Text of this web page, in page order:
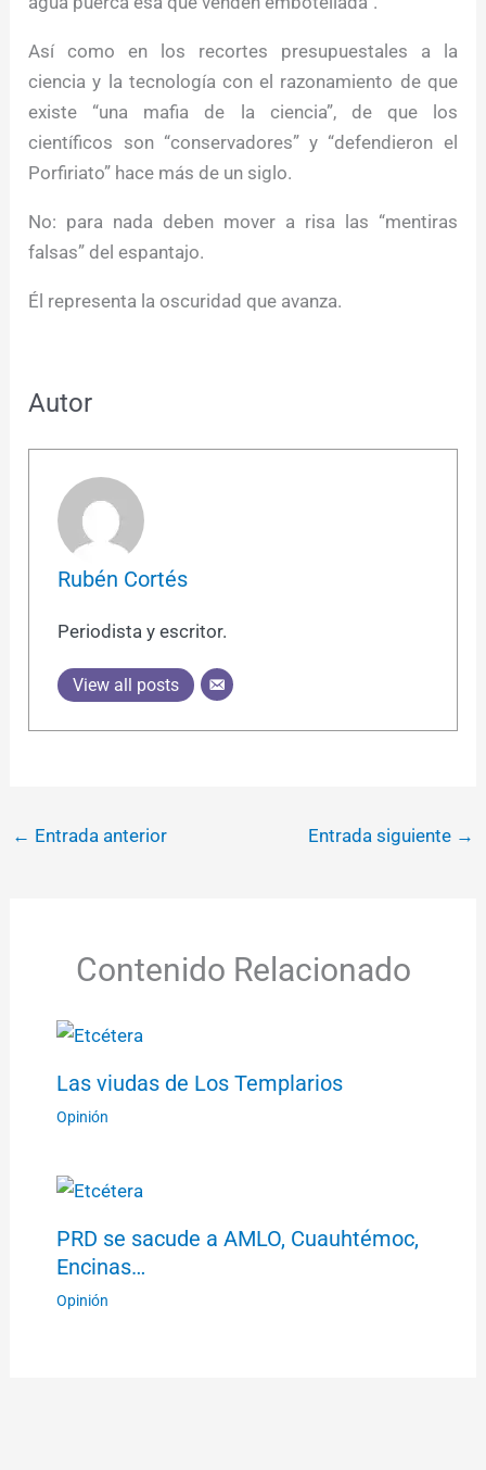
Así como en los recortes presupuestales a la
ciencia y la tecnología con el razonamiento de que
existe “una mafia de la ciencia”, de que los
científicos son “conservadores” y “defendieron el
Porfiriato” hace más de un siglo.
No: para nada deben mover a risa las “mentiras
falsas” del espantajo.
Él representa la oscuridad que avanza.
Autor
Rubén Cortés
Periodista y escritor.
View all posts
← Entrada anterior Entrada siguiente →
Contenido Relacionado
Las viudas de Los Templarios
Opinión
PRD se sacude a AMLO, Cuauhtémoc,
Encinas…
Opinión